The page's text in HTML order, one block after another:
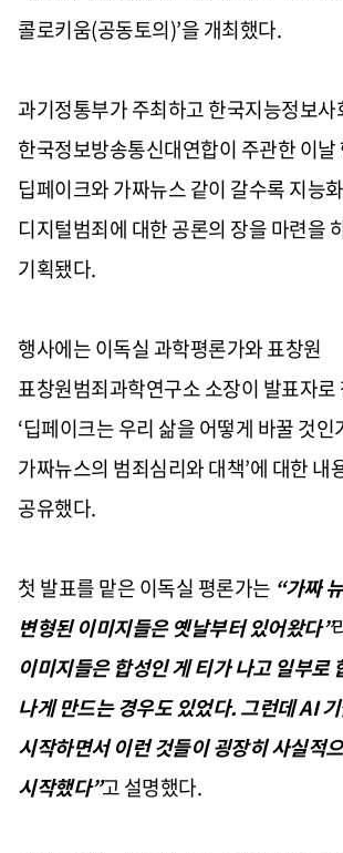
콜로키움(공동토의)’을 개최했다.
과기정통부가 주최하고 한국지능정보사
한국정보방송통신대연합이 주관한 이날
딥페이크와 가짜뉴스 같이 갈수록 지능
디지털범죄에 대한 공론의 장을 마련을
기획됐다.
행사에는 이독실 과학평론가와 표창원
표창원범죄과학연구소 소장이 발표자로
‘딥페이크는 우리 삶을 어떻게 바꿀 것인
가짜뉴스의 범죄심리와 대책’에 대한 내
공유했다.
첫 발표를 맡은 이독실 평론가는 “가짜
변형된 이미지들은 옛날부터 있어왔다”
이미지들은 합성인 게 티가 나고 일부로
나게 만드는 경우도 있었다.그런데AI
시작하면서 이런 것들이 굉장히 사실적
시작했다”고 설명했다.